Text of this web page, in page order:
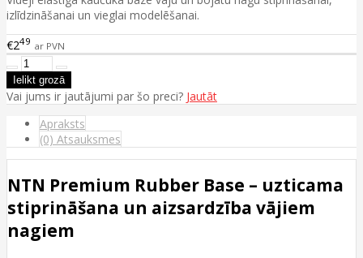
izlīdzināšanai un vieglai modelēšanai.
€249 ar PVN
Vai jums ir jautājumi par šo preci? Jautāt
Apraksts
(0) Atsauksmes
NTN Premium Rubber Base – uzticama
stiprināšana un aizsardzība vājiem
nagiem